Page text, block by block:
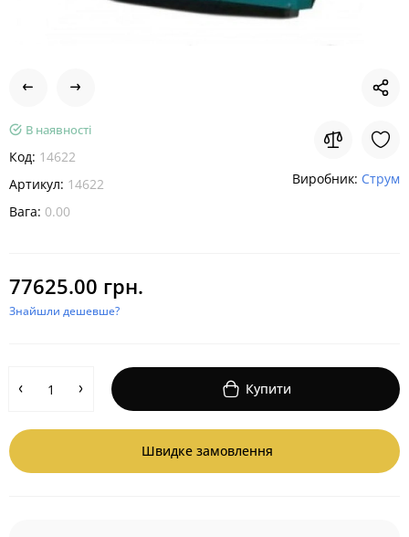
В наявності
Код: 14622
Артикул: 14622
Вага: 0.00
Виробник: Струм
77625.00 грн.
Знайшли дешевше?
Купити
Швидке замовлення